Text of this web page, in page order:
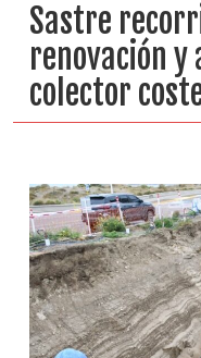
Sastre
renovación y
colector